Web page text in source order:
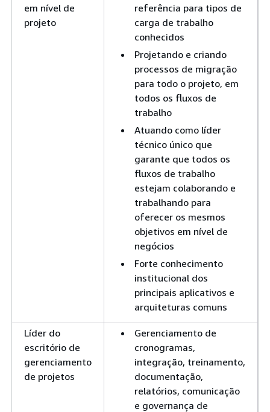
em nível de
projeto
referência para tipos de
carga de trabalho
conhecidos
Projetando e criando
processos de migração
para todo o projeto, em
todos os fluxos de
trabalho
Atuando como líder
técnico único que
garante que todos os
fluxos de trabalho
estejam colaborando e
trabalhando para
oferecer os mesmos
objetivos em nível de
negócios
Forte conhecimento
institucional dos
principais aplicativos e
arquiteturas comuns
Líder do
escritório de
gerenciamento
de projetos
Gerenciamento de
cronogramas,
integração, treinamento,
documentação,
relatórios, comunicação
e governança de